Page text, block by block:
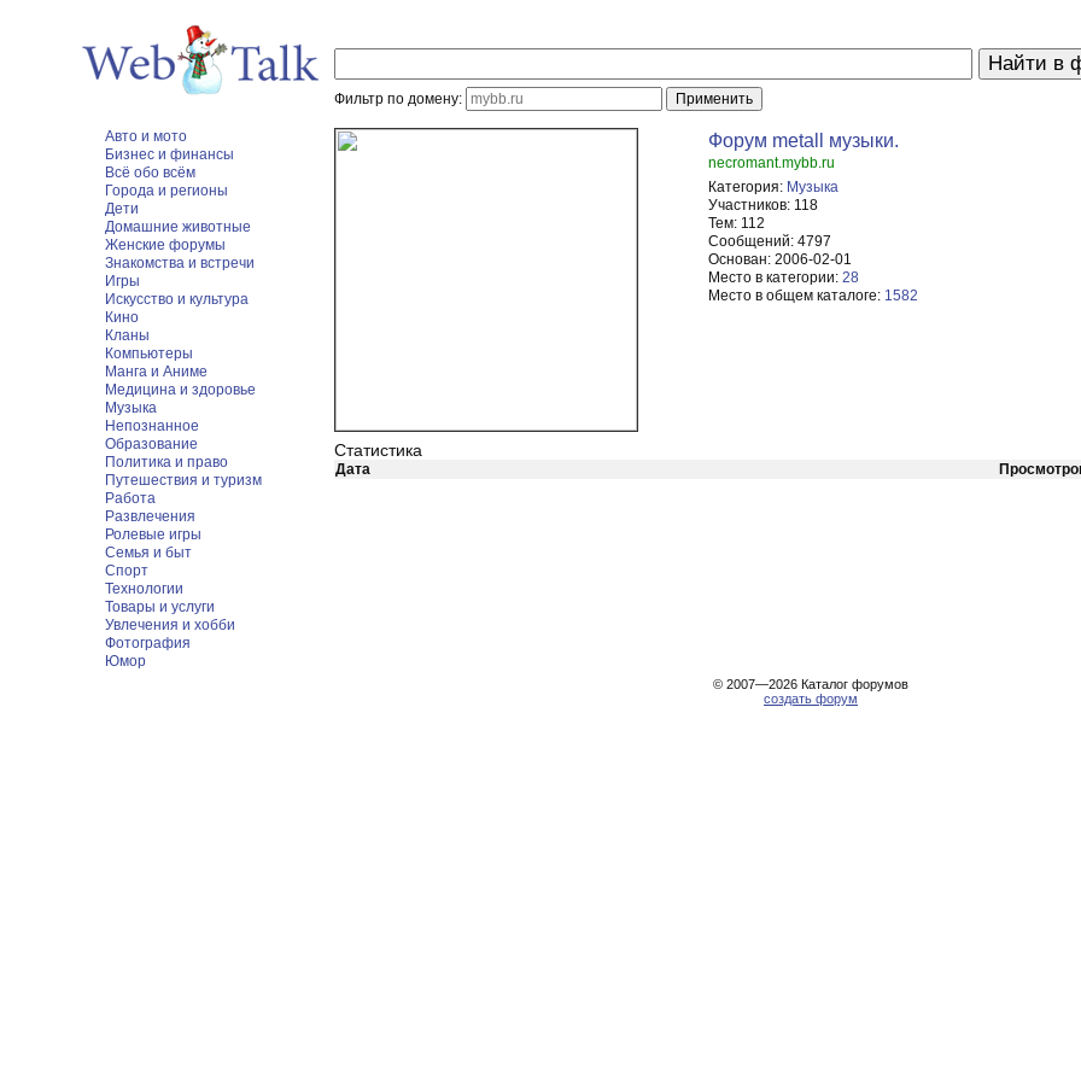
Фильтр по домену:
Авто и мото
Бизнес и финансы
Всё обо всём
Города и регионы
Дети
Домашние животные
Женские форумы
Знакомства и встречи
Игры
Искусство и культура
Кино
Кланы
Компьютеры
Манга и Аниме
Медицина и здоровье
Музыка
Непознанное
Образование
Политика и право
Путешествия и туризм
Работа
Развлечения
Ролевые игры
Семья и быт
Спорт
Технологии
Товары и услуги
Увлечения и хобби
Фотография
Юмор
Форум metall музыки.
necromant.mybb.ru
Категория: Музыка
Участников: 118
Тем: 112
Сообщений: 4797
Основан: 2006-02-01
Место в категории: 28
Место в общем каталоге: 1582
Статистика
Дата
© 2007—2026 Каталог форумов
создать форум